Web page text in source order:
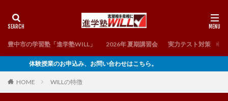
豊中市の学習塾「進学塾WILL」 2026年 夏期講習会 実力テスト対策 理
体験授業のお申込み、お問い合わせはこちら。
HOME WILLの特徴